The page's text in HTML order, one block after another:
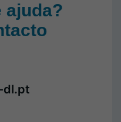
ajuda?
dl.pt